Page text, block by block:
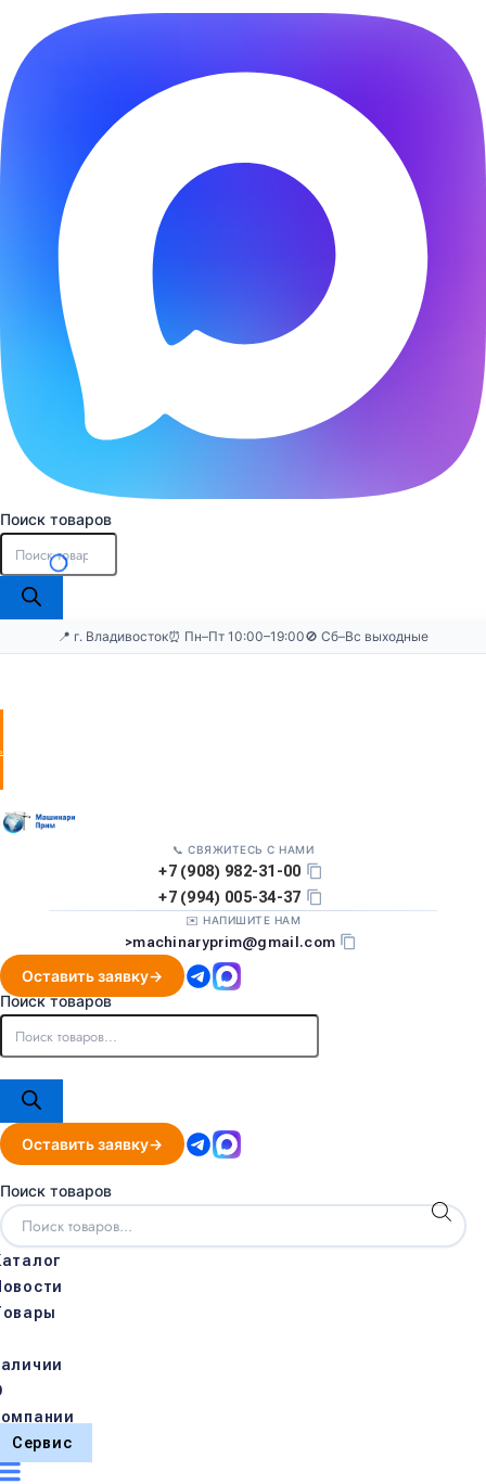
Поиск товаров
📍 г. Владивосток⏰ Пн–Пт 10:00–19:00🚫 Сб–Вс выходные
заявку
📞 СВЯЖИТЕСЬ С НАМИ
+7 (908) 982-31-00
+7 (994) 005-34-37
✉️ НАПИШИТЕ НАМ
>machinaryprim@gmail.com
Оставить заявку
Поиск товаров
Оставить заявку
Поиск товаров
Сервис